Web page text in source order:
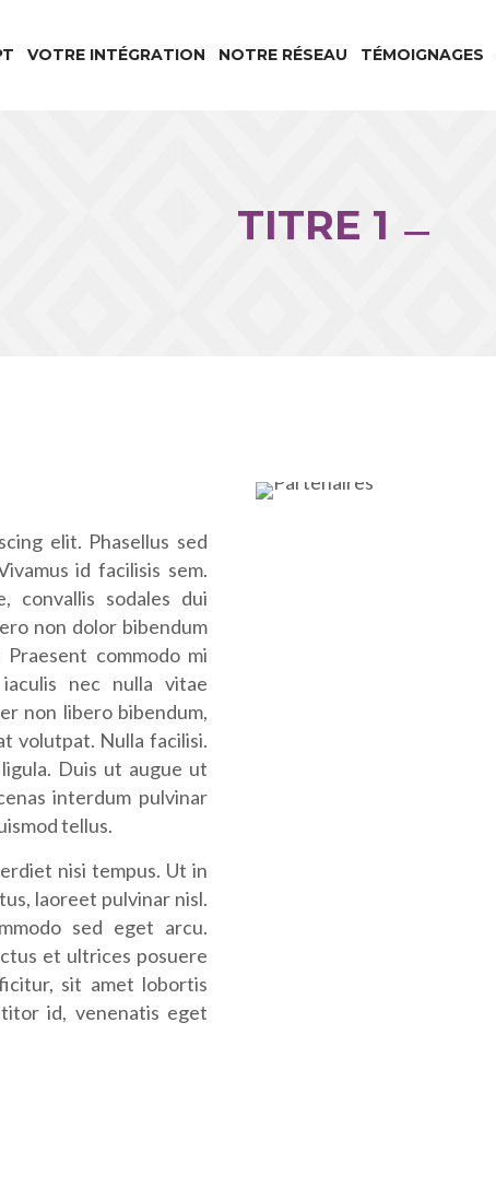
VOTRE INTÉGRATION NOTRE RÉSEAU TÉMOIGNAGES
TITRE 1
elit. Phasellus sed
id facilisis sem.
convallis sodales dui
non dolor bibendum
commodo mi
nec nulla vitae
non libero bibendum,
volutpat. Nulla facilisi.
Duis ut augue ut
interdum pulvinar
tellus.
nisi tempus. Ut in
laoreet pulvinar nisl.
sed eget arcu.
et ultrices posuere
sit amet lobortis
id, venenatis eget